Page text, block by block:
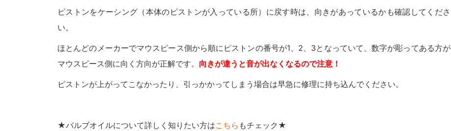
ピストンをケーシング（本体のピストンが入っている所）に戻す時は、向きがあっているかも確認してくださ
い。
ほとんどのメーカーでマウスピース側から順にピストンの番号が1、2、3となっていて、数字が彫ってある方が
マウスピース側に向く方向が正解です。 向きが違うと音が出なくなるので注意！
ピストンが上がってこなかったり、引っかかってしまう場合は早急に修理に持ち込んでください。
★バルブオイルについて詳しく知りたい方はこちら もチェック★